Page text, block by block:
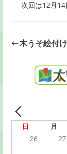
次回は12月14
木うそ絵付
日 月
26 27